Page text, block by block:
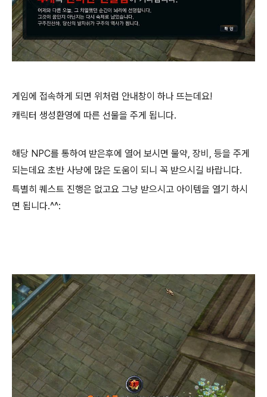
게임에 접속하게 되면 위처럼 안내창이 하나 뜨는데요!
캐릭터 생성환영에 따른 선물을 주게 됩니다.
해당 NPC를 통하여 받은후에 열어 보시면 물약, 장비, 등을 주게
되는데요 초반 사냥에 많은 도움이 되니 꼭 받으시길 바랍니다.
특별히 퀘스트 진행은 없고요 그냥 받으시고 아이템을 열기 하시
면 됩니다.^^: